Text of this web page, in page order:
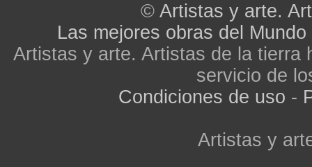
© Artistas y arte.
Las mejores obras del Mundo
Artistas y arte. Artistas de la tierra
servicio de
Condiciones de uso -
Artistas y